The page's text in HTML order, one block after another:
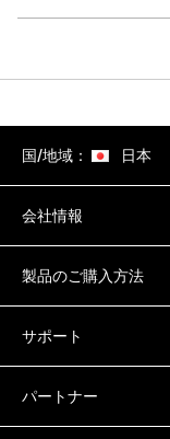
国/地域： 日本
会社情報
製品のご購入方法
サポート
パートナー